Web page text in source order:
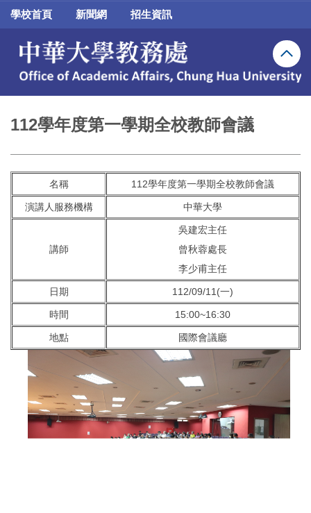
跳
區
學校首頁 新聞網 招生資訊
112學年度第一學期全校教師會議
名稱 112學年度第一學期全校教師會議
演講人服務機構 中華大學
講師
吳建宏主任
曾秋蓉處長
李少甫主任
日期 112/09/11(一)
時間 15:00~16:30
地點 國際會議廳